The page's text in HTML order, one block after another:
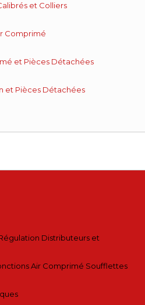
et Colliers
Comprimé
et Pièces Détachées
et Pièces Détachées
Distributeurs et
Air Comprimé Soufflettes